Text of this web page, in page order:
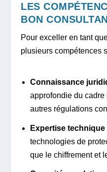
LES
BON
Pour exceller en tant
plusieurs compétences
Connaissance
approfondie du
autres régulations
Expertise technique
technologies de
que le chiffrement et